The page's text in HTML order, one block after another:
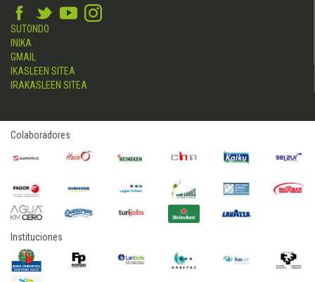
SUTONDO
INIKA
GMAIL
IKASLEEN SITEA
IRAKASLEEN SITEA
Colaboradores
Instituciones